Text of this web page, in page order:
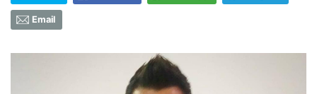
Email